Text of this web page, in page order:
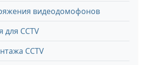
видеодомофонов
CCTV
CCTV